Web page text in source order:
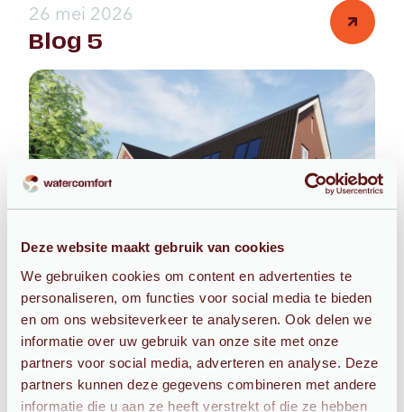
Deze website maakt gebruik van cookies
We gebruiken cookies om content en advertenties te
personaliseren, om functies voor social media te bieden
en om ons websiteverkeer te analyseren. Ook delen we
informatie over uw gebruik van onze site met onze
partners voor social media, adverteren en analyse. Deze
partners kunnen deze gegevens combineren met andere
informatie die u aan ze heeft verstrekt of die ze hebben
26 mei 2026
Blog 5
Lorem ipsum dolor sit amet consectetur. Est
sollicitudin tellus aenean elit sed vestibulum. Porttitor
enim purus tempus adipiscing etiam volutpat amet
quam. Id sed velit dapibus sed eget. Eleifend in nec
phasellus viverra ultrices sed. Enim quam consequat
pulvinar nunc. Faucibus duis vitae tempor feugiat at